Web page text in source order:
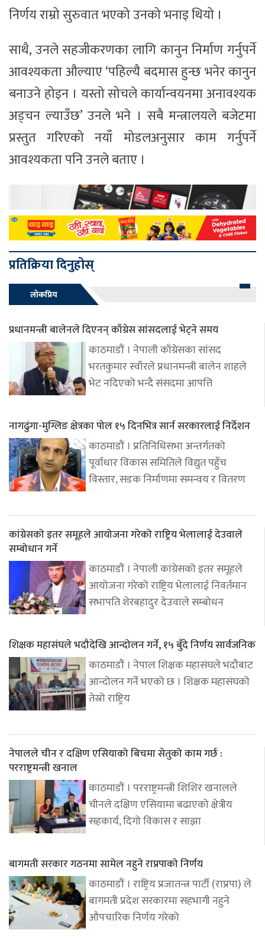
निर्णय राम्रो सुरुवात भएको उनको भनाइ थियो ।
साथै, उनले सहजीकरणका लागि कानुन निर्माण गर्नुपर्ने
आवश्यकता औल्याए ‘पहिल्यै बदमास हुन्छ भनेर कानुन
बनाउने होइन । यस्तो सोचले कार्यान्वयनमा अनावश्यक
अड्चन ल्याउँछ’ उनले भने । सबै मन्त्रालयले बजेटमा
प्रस्तुत गरिएको नयाँ मोडलअनुसार काम गर्नुपर्ने
आवश्यकता पनि उनले बताए ।
प्रतिक्रिया दिनुहोस्
लोकप्रिय
प्रधानमन्त्री बालेनले दिएनन् काँग्रेस सांसदलाई भेट्ने समय
काठमाडौं । नेपाली काँग्रेसका सांसद
भरतकुमार स्वाँरले प्रधानमन्त्री बालेन शाहले
भेट नदिएको भन्दै संसदमा आपत्ति
नागढुंगा-मुग्लिङ क्षेत्रका पोल १५ दिनभित्र सार्न सरकारलाई निर्देशन
काठमाडौं । प्रतिनिधिसभा अन्तर्गतको
पूर्वाधार विकास समितिले विद्युत पहुँच
विस्तार, सडक निर्माणमा समन्वय र वितरण
कांग्रेसको इतर समूहले आयोजना गरेको राष्ट्रिय भेलालाई देउवाले
सम्बोधान गर्ने
काठमाडौं । नेपाली कांग्रेसको इतर समूहले
आयोजना गरेको राष्ट्रिय भेलालाई निवर्तमान
सभापति शेरबहादुर देउवाले सम्बोधन
शिक्षक महासंघले भदौदेखि आन्दोलन गर्ने, १५ बुँदे निर्णय सार्वजनिक
काठमाडौं । नेपाल शिक्षक महासंघले भदौबाट
आन्दोलन गर्ने भएको छ । शिक्षक महासंघको
तेस्रो राष्ट्रिय
नेपालले चीन र दक्षिण एसियाको बिचमा सेतुको काम गर्छ :
परराष्ट्रमन्त्री खनाल
काठमाडौं । परराष्ट्रमन्त्री शिशिर खनालले
चीनले दक्षिण एसियामा बढाएको क्षेत्रीय
सहकार्य, दिगो विकास र साझा
बागमती सरकार गठनमा सामेल नहुने राप्रपाको निर्णय
काठमाडौं । राष्ट्रिय प्रजातन्त्र पार्टी (राप्रपा) ले
बागमती प्रदेश सरकारमा सहभागी नहुने
औपचारिक निर्णय गरेको